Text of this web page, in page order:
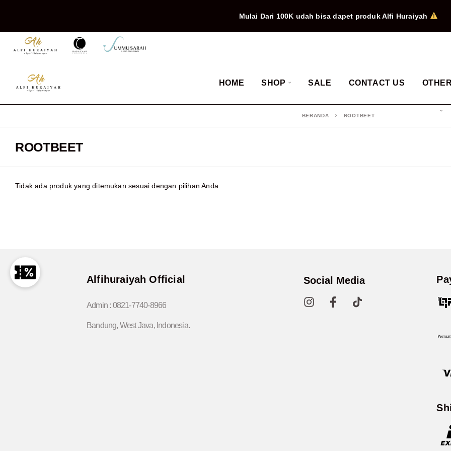
Mulai Dari 100K udah bisa dapet produk Alfi Huraiyah
HOME SHOP SALE CONTACT US OTHER
BERANDA ROOTBEET
ROOTBEET
Tidak ada produk yang ditemukan sesuai dengan pilihan Anda.
Alfihuraiyah Official
Admin : 0821-7740-8966
Bandung, West Java, Indonesia.
Social Media